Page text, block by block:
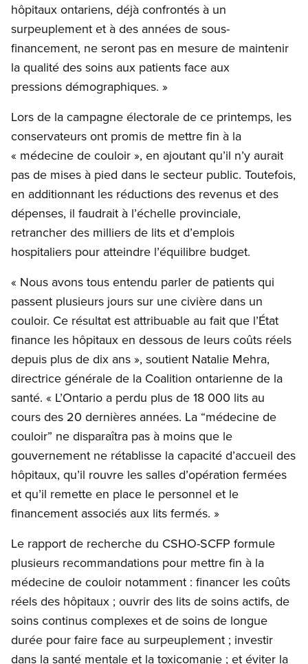
hôpitaux ontariens, déjà confrontés à un
surpeuplement et à des années de sous-
financement, ne seront pas en mesure de maintenir
la qualité des soins aux patients face aux
pressions démographiques. »
Lors de la campagne électorale de ce printemps, les
conservateurs ont promis de mettre fin à la
« médecine de couloir », en ajoutant qu’il n’y aurait
pas de mises à pied dans le secteur public. Toutefois,
en additionnant les réductions des revenus et des
dépenses, il faudrait à l’échelle provinciale,
retrancher des milliers de lits et d’emplois
hospitaliers pour atteindre l’équilibre budget.
« Nous avons tous entendu parler de patients qui
passent plusieurs jours sur une civière dans un
couloir. Ce résultat est attribuable au fait que l’État
finance les hôpitaux en dessous de leurs coûts réels
depuis plus de dix ans », soutient Natalie Mehra,
directrice générale de la Coalition ontarienne de la
santé. « L’Ontario a perdu plus de 18 000 lits au
cours des 20 dernières années. La “médecine de
couloir” ne disparaîtra pas à moins que le
gouvernement ne rétablisse la capacité d’accueil des
hôpitaux, qu’il rouvre les salles d’opération fermées
et qu’il remette en place le personnel et le
financement associés aux lits fermés. »
Le rapport de recherche du CSHO-SCFP formule
plusieurs recommandations pour mettre fin à la
médecine de couloir notamment : financer les coûts
réels des hôpitaux ; ouvrir des lits de soins actifs, de
soins continus complexes et de soins de longue
durée pour faire face au surpeuplement ; investir
dans la santé mentale et la toxicomanie ; et éviter la